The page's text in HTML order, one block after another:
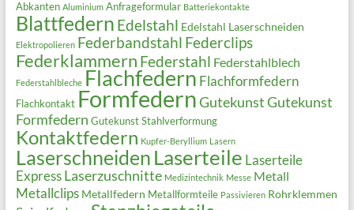
Abkanten Aluminium Anfrageformular Batteriekontakte
Blattfedern Edelstahl Edelstahl Laserschneiden
Elektropolieren Federbandstahl Federclips
Federklammern Federstahl Federstahlblech
Federstahlbleche Flachfedern Flachformfedern
Flachkontakt FormfedernGutekunstGutekunst
Formfedern Gutekunst Stahlverformung
Kontaktfedern Kupfer-Beryllium Lasern
Laserschneiden Laserteile Laserteile
Express Laserzuschnitte Medizintechnik Messe Metall
Metallclips Metallfedern Metallformteile Passivieren Rohrklemmen